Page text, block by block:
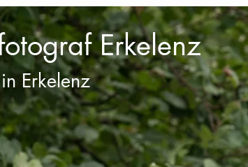
Erkelenz
Erkelenz